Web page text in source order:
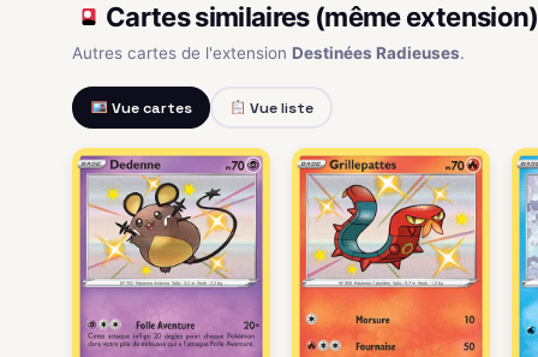
Cartes similaires (même extension)
Autres cartes de l'extension Destinées Radieuses.
Vue cartes Vue liste